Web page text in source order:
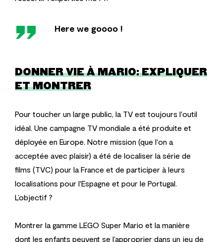
'' Here we goooo !
DONNER VIE À MARIO: EXPLIQUER
ET MONTRER
Pour toucher un large public, la TV est toujours l'outil
idéal. Une campagne TV mondiale a été produite et
déployée en Europe. Notre mission (que l'on a
acceptée avec plaisir) a été de localiser la série de
films (TVC) pour la France et de participer à leurs
localisations pour l'Espagne et pour le Portugal.
L’objectif ?
Montrer la gamme LEGO Super Mario et la manière
dont les enfants peuvent se l’approprier dans un jeu de